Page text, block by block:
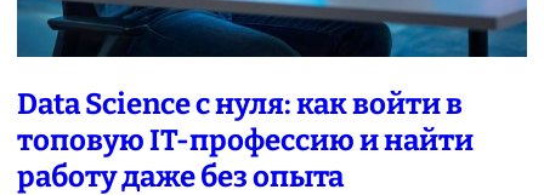
Data Science с нуля: как войти в
топовую IT-профессию и найти
работу даже без опыта